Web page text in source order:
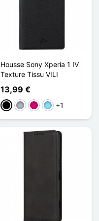
Housse Sony Xperia 1 IV
Texture Tissu VILI
13,99 €
PretoCinzentoMagentaAzul Claro
+1